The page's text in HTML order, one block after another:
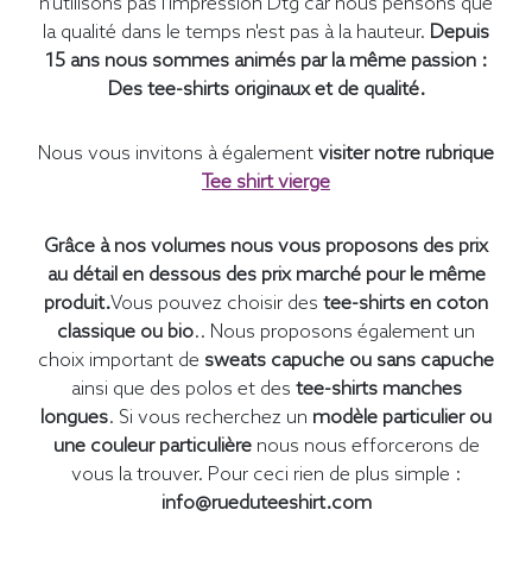
la qualité dans le temps n'est pas à la hauteur. Depuis
15 ans nous sommes animés par la même passion :
Des tee-shirts originaux et de qualité.
Nous vous invitons à également visiter notre rubrique
Tee shirt vierge
Grâce à nos volumes nous vous proposons des prix
au détail en dessous des prix marché pour le même
produit.Vous pouvez choisir des tee-shirts en coton
classique ou bio.. Nous proposons également un
choix important de sweats capuche ou sans capuche
ainsi que des polos et des tee-shirts manches
longues. Si vous recherchez un modèle particulier ou
une couleur particulièrenous nous efforcerons de
vous la trouver. Pour ceci rien de plus simple :
info@rueduteeshirt.com